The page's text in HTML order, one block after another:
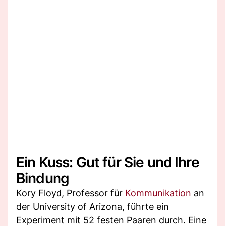
Ein Kuss: Gut für Sie und Ihre
Bindung
Kory Floyd, Professor für Kommunikation an
der University of Arizona, führte ein
Experiment mit 52 festen Paaren durch. Eine